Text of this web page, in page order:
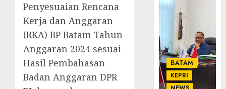
Penyesuaian Rencana
Kerja dan Anggaran
(RKA) BP Batam Tahun
Anggaran 2024 sesuai
Hasil Pembahasan
Badan Anggaran DPR
BATAM
KEPRI